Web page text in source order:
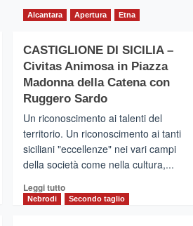
Alcantara Apertura Etna
CASTIGLIONE DI SICILIA –
Civitas Animosa in Piazza
Madonna della Catena con
Ruggero Sardo
Un riconoscimento ai talenti del
territorio. Un riconoscimento ai tanti
siciliani "eccellenze" nei vari campi
della società come nella cultura,...
Leggi tuttoLeggi
di
Nebrodi Secondo taglio